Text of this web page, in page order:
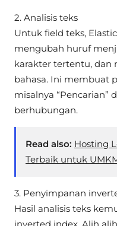
2. Analisis teks
Untuk field teks,
mengubah huruf
karakter tertentu, dan
bahasa. Ini membuat
misalnya “Pencarian”
berhubungan.
Read also: Hosting
Terbaik untuk
3. Penyimpanan
Hasil analisis teks